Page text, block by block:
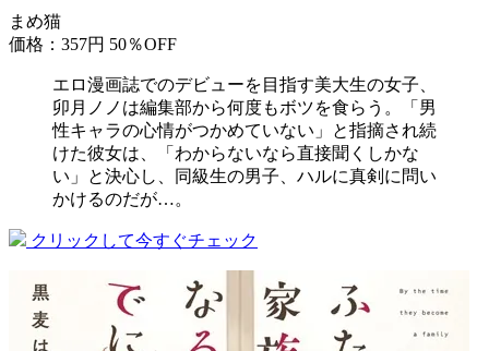
まめ猫
価格：357円 50％OFF
エロ漫画誌でのデビューを目指す美大生の女子、
卯月ノノは編集部から何度もボツを食らう。「男
性キャラの心情がつかめていない」と指摘され続
けた彼女は、「わからないなら直接聞くしかな
い」と決心し、同級生の男子、ハルに真剣に問い
かけるのだが…。
クリックして今すぐチェック